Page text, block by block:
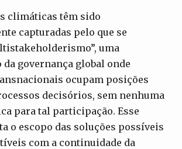
climáticas têm sido
capturadas pelo que se
uma
governança global onde
ocupam posições
decisórios, sem nenhuma
para tal participação. Esse
o escopo das soluções possíveis
com a continuidade da